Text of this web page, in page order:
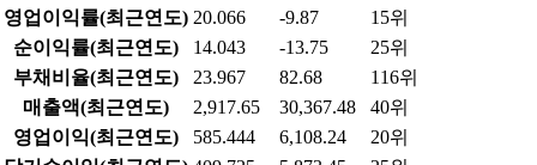
영업이익률(최근연도) 20.066 -9.87
15위
순이익률(최근연도)
14.043 -13.75
25위
부채비율(최근연도)
23.967 82.68
116위
매출액(최근연도)
2,917.65 30,367.48
40위
영업이익(최근연도)
585.444 6,108.24
20위